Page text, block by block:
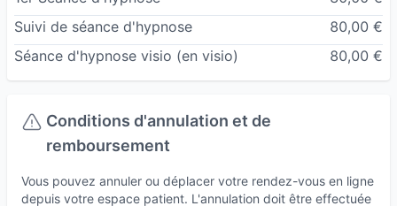
Consultant/formateur en relations humaines et
communication avec Paul Pyronnet Institut
Hypnothérapeutes
Suivi de séance d'hypnose
80,00 €
Séance d'hypnose visio (en visio) 80,00 €
Conditions d'annulation et de
remboursement
Vous pouvez annuler ou déplacer votre rendez-vous en ligne
depuis votre espace patient. L'annulation doit être effectuée